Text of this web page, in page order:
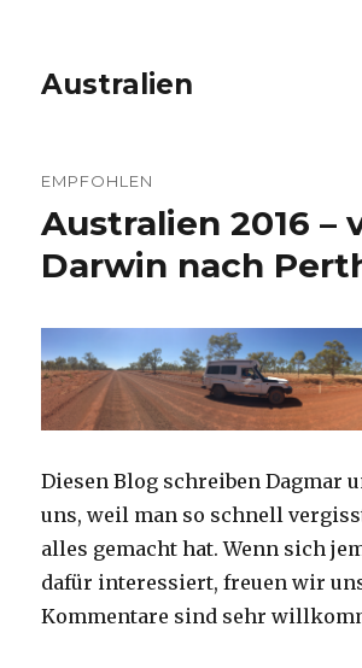
Australien
EMPFOHLEN
Australien 2016 –
Darwin nach
Diesen Blog schreiben Dagmar
uns, weil man so schnell
alles gemacht hat. Wenn sich
dafür interessiert, freuen wir
Kommentare sind sehr